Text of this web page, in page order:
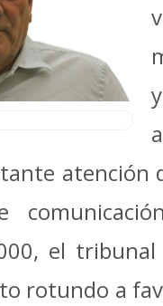
y
atención
el tribunal
rotundo a